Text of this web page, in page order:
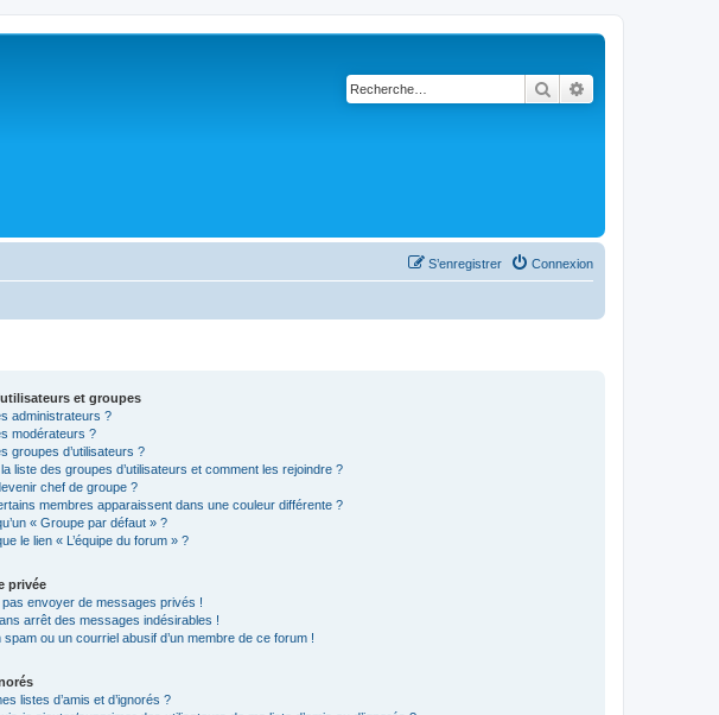
Rechercher
Connexion
S’enregistrer
et groupes
administrateurs ?
modérateurs ?
groupes d’utilisateurs ?
liste des groupes d’utilisateurs et comment les rejoindre ?
chef de groupe ?
membres apparaissent dans une couleur différente ?
« Groupe par défaut » ?
le lien « L’équipe du forum » ?
privée
envoyer de messages privés !
arrêt des messages indésirables !
spam ou un courriel abusif d’un membre de ce forum !
listes d’amis et d’ignorés ?